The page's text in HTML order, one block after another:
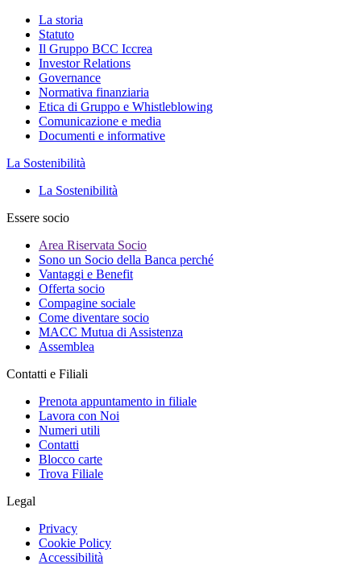
La storia
Statuto
Il Gruppo BCC Iccrea
Investor Relations
Governance
Normativa finanziaria
Etica di Gruppo e Whistleblowing
Comunicazione e media
Documenti e informative
La Sostenibilità
La Sostenibilità
Essere socio
Area Riservata Socio
Sono un Socio della Banca perché
Vantaggi e Benefit
Offerta socio
Compagine sociale
Come diventare socio
MACC Mutua di Assistenza
Assemblea
Contatti e Filiali
Prenota appuntamento in filiale
Lavora con Noi
Numeri utili
Contatti
Blocco carte
Trova Filiale
Legal
Privacy
Cookie Policy
Accessibilità